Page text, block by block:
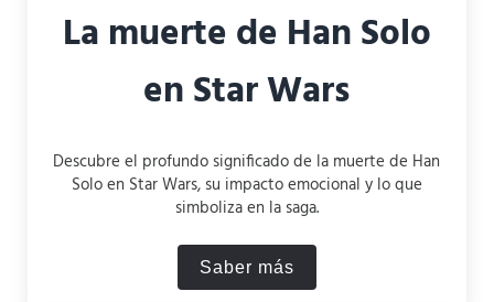
La muerte de Han Solo
en Star Wars
Descubre el profundo significado de la muerte de Han
Solo en Star Wars, su impacto emocional y lo que
simboliza en la saga.
Saber másLa muerte de Han Solo en